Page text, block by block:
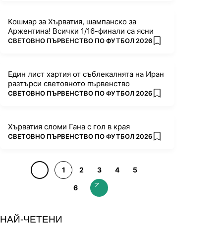
Кошмар за Хърватия, шампанско за
Аржентина! Всички 1/16-финали са ясни
ПОВЕЧЕ ОТ
СВЕТОВНО ПЪРВЕНСТВО ПО ФУТБОЛ 2026 add favorites
Един лист хартия от съблекалнята на Иран
разтърси световното първенство
ПОВЕЧЕ ОТ
СВЕТОВНО ПЪРВЕНСТВО ПО ФУТБОЛ 2026 add favorites
Хърватия сломи Гана с гол в края
ПОВЕЧЕ ОТ
СВЕТОВНО ПЪРВЕНСТВО ПО ФУТБОЛ 2026 add favorites
1 2 3 4 5
6
НАЙ-ЧЕТЕНИ